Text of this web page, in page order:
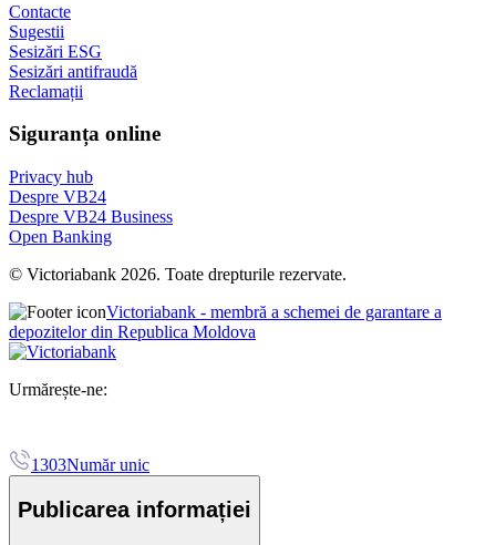
Contacte
Sugestii
Sesizări ESG
Sesizări antifraudă
Reclamații
Siguranța online
Privacy hub
Despre VB24
Despre VB24 Business
Open Banking
© Victoriabank 2026. Toate drepturile rezervate.
Victoriabank - membră a schemei de garantare a
depozitelor din Republica Moldova
Urmărește-ne:
1303Număr unic
Publicarea informației